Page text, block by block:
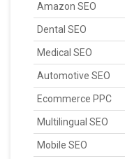
Amazon SEO
Dental SEO
Medical SEO
Automotive SEO
Ecommerce PPC
Multilingual SEO
Mobile SEO